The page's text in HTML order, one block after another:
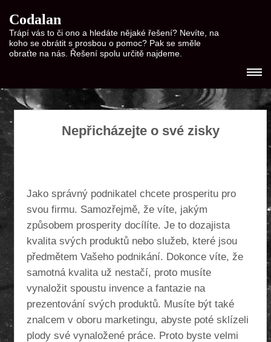
Codalan
Trápí vás to či ono a hledáte nějaké řešení? Nevíte, na
koho se obrátit s prosbou o pomoc? Pak se směle
obraťte na nás. Řešení spolu určitě najdeme.
Nepřicházejte o své zisky
Jako správný podnikatel chcete prosperitu pro
svou firmu. Samozřejmě, že víte, jakým
způsobem prosperity docílíte. Je to dozajista
kvalita svých produktů nebo služeb, které jsou
předmětem Vašeho podnikání. Dokonce víte, že
samotná kvalita už nestačí, proto musíte
vynaložit spoustu invence a fantazie na
prezentování svých produktů. Musíte být také
znalcem v oboru marketingu, abyste poté sklízeli
plody své vynaložené práce. Proto byste velmi